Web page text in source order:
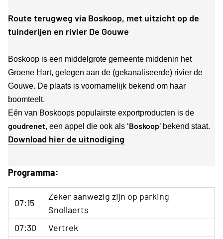
Route terugweg via Boskoop, met uitzicht op de
tuinderijen en rivier De Gouwe
Boskoop is een middelgrote gemeente middenin het
Groene Hart, gelegen aan de (gekanaliseerde) rivier de
Gouwe. De plaats is voornamelijk bekend om haar
boomteelt.
Eén van Boskoops populairste exportproducten is de
goudrenet, een appel die ook als ‘Boskoop’ bekend staat.
Download hier de uitnodiging
Programma:
07:15
Zeker aanwezig zijn op parking
Snollaerts
07:30
Vertrek